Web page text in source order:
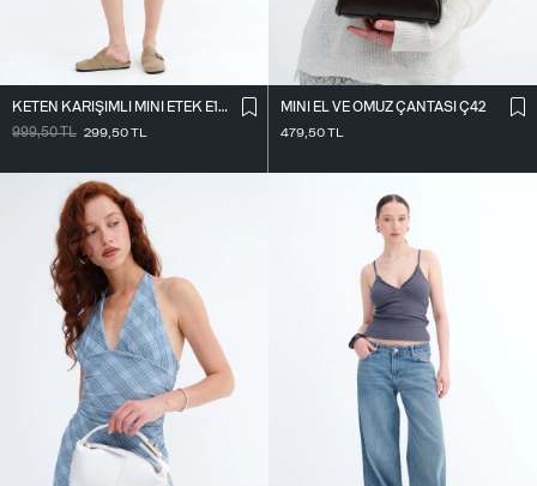
KETEN KARIŞIMLI MINI ETEK E18344
999,50TL 299,50TL
MINI EL VE OMUZ ÇANTASI Ç42
479,50TL